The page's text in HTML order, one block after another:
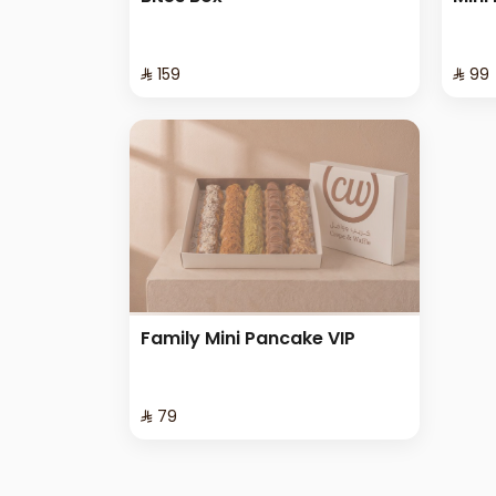
⁨⁦‪‬ 159⁩ ⁨⁦‪‬ 99⁩
Family Mini Pancake VIP
⁨⁦‪‬ 79⁩